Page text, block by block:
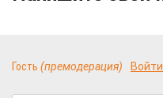
Гость (премодерация) Войти